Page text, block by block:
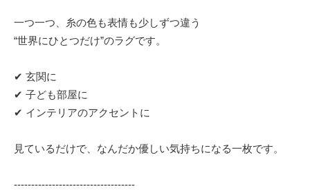
一つ一つ、糸の色も表情も少しずつ違う
“世界にひとつだけ”のラグです。
✔ 玄関に
✔ 子ども部屋に
✔ インテリアのアクセントに
見ているだけで、なんだか優しい気持ちになる一枚です。
-----------------------------------